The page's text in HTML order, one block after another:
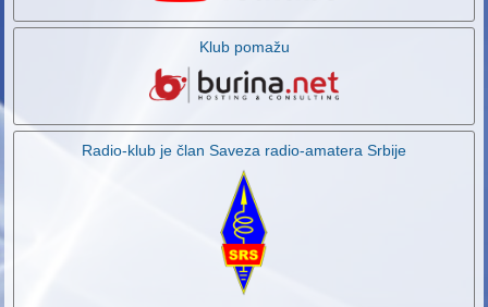
Klub pomažu
Radio-klub je član Saveza radio-amatera Srbije